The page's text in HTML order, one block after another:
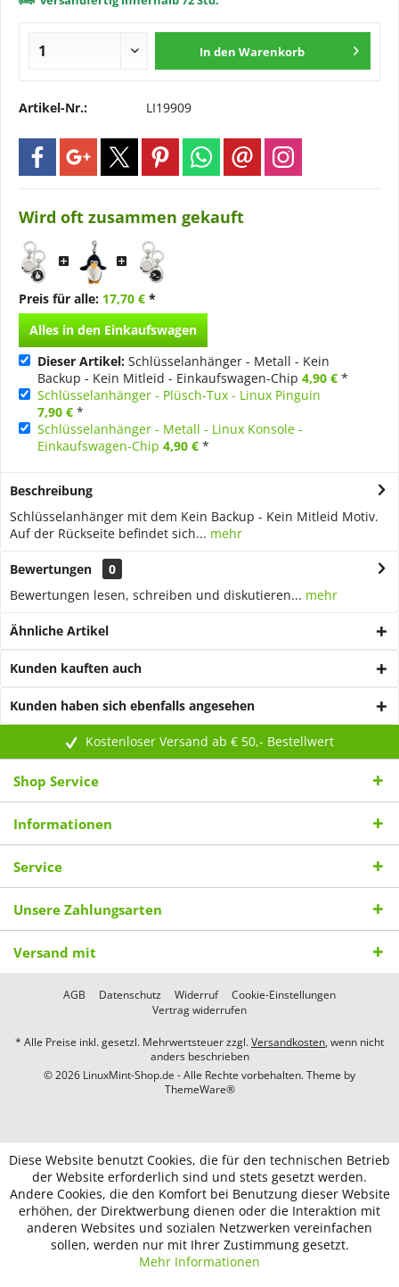
In den Warenkorb
Artikel-Nr.: LI19909
Wird oft zusammen gekauft
Preis für alle: 17,70 € *
Alles in den Einkaufswagen
Dieser Artikel: Schlüsselanhänger - Metall - Kein
Backup - Kein Mitleid - Einkaufswagen-Chip 4,90 € *
Schlüsselanhänger - Plüsch-Tux - Linux Pinguin
7,90 € *
Schlüsselanhänger - Metall - Linux Konsole -
Einkaufswagen-Chip 4,90 € *
Beschreibung
Schlüsselanhänger mit dem Kein Backup - Kein Mitleid Motiv.
Auf der Rückseite befindet sich... mehr
Bewertungen
0
Bewertungen lesen, schreiben und diskutieren... mehr
Ähnliche Artikel
Kunden kauften auch
Kunden haben sich ebenfalls angesehen
Kostenloser Versand ab € 50,- Bestellwert
Shop Service
Informationen
Service
Unsere Zahlungsarten
Versand mit
AGB Datenschutz Widerruf
Cookie-Einstellungen
Vertrag widerrufen
* Alle Preise inkl. gesetzl. Mehrwertsteuer zzgl.Versandkosten, wenn nicht
anders beschrieben
© 2026 LinuxMint-Shop.de - Alle Rechte vorbehalten. Theme by
ThemeWare®
Diese Website benutzt Cookies, die für den technischen Betrieb
der Website erforderlich sind und stets gesetzt werden.
Andere Cookies, die den Komfort bei Benutzung dieser Website
erhöhen, der Direktwerbung dienen oder die Interaktion mit
anderen Websites und sozialen Netzwerken vereinfachen
sollen, werden nur mit Ihrer Zustimmung gesetzt.
Mehr Informationen